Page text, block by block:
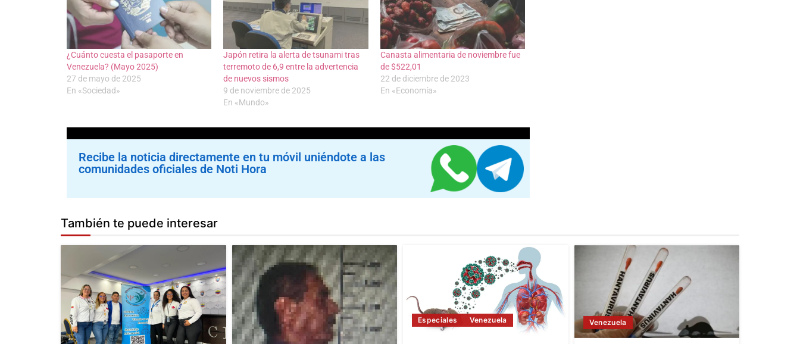
¿Cuánto cuesta el pasaporte en
Venezuela? (Mayo 2025)
27 de mayo de 2025
En «Sociedad»
Japón retira la alerta de tsunami tras
terremoto de 6,9 entre la advertencia
de nuevos sismos
9 de noviembre de 2025
En «Mundo»
Canasta alimentaria de noviembre fue
de $522,01
22 de diciembre de 2023
En «Economía»
Recibe la noticia directamente en tu móvil uniéndote a las
comunidades oficiales de Noti Hora
También te puede interesar
Especiales Venezuela Venezuela